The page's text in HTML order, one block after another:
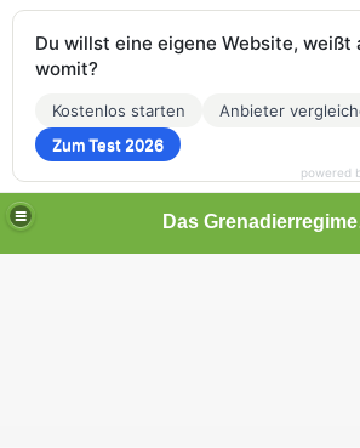
Du willst eine eigene Website, weißt
womit?
Kostenlos starten
Anbieter
Zum Test 2026
powered